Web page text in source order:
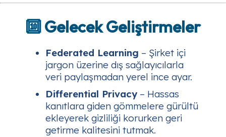
🔟 Gelecek Geliştirmeler
Federated Learning – Şirket içi
jargon üzerine dış sağlayıcılarla
veri paylaşmadan yerel ince ayar.
Differential Privacy– Hassas
kanıtlara giden gömmelere gürültü
ekleyerek gizliliği korurken geri
getirme kalitesini tutmak.